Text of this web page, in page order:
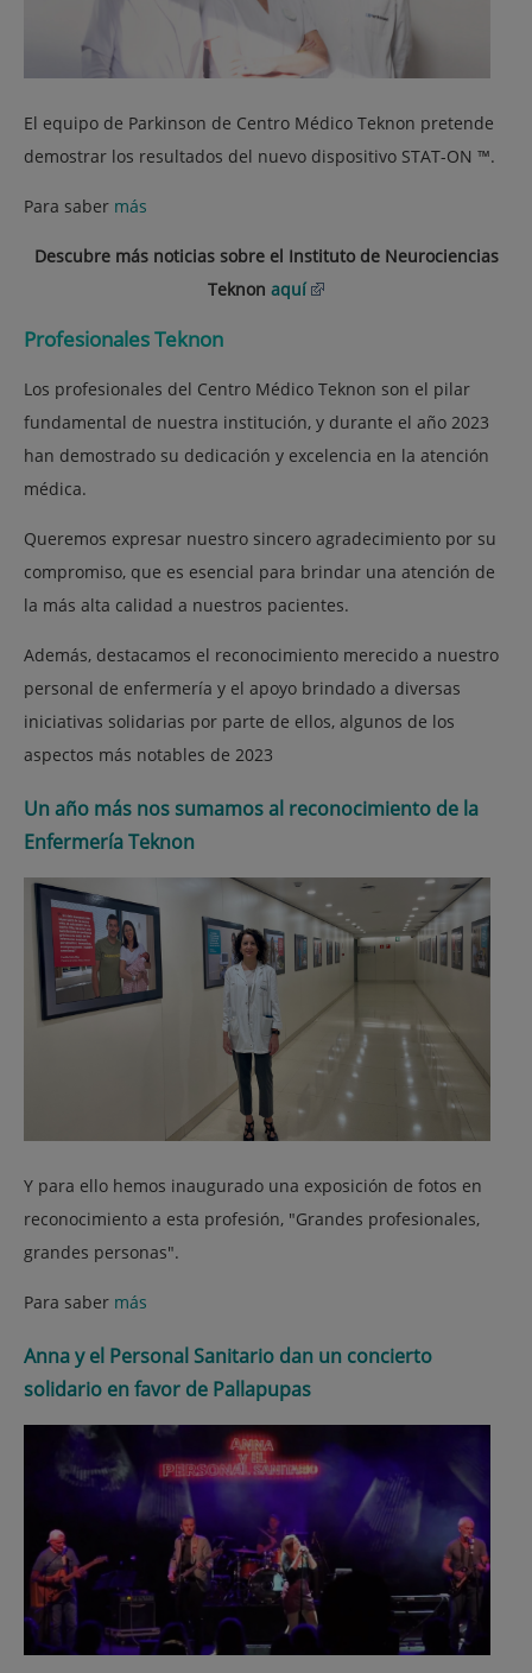
El equipo de Parkinson de Centro Médico Teknon pretende
demostrar los resultados del nuevo dispositivo STAT-ON ™.
Para saber más
Descubre más noticias sobre el Instituto de Neurociencias
Teknon aquí
Profesionales Teknon
Los profesionales del Centro Médico Teknon son el pilar
fundamental de nuestra institución, y durante el año 2023
han demostrado su dedicación y excelencia en la atención
médica.
Queremos expresar nuestro sincero agradecimiento por su
compromiso, que es esencial para brindar una atención de
la más alta calidad a nuestros pacientes.
Además, destacamos el reconocimiento merecido a nuestro
personal de enfermería y el apoyo brindado a diversas
iniciativas solidarias por parte de ellos, algunos de los
aspectos más notables de 2023
Un año más nos sumamos al reconocimiento de la
Enfermería Teknon
Y para ello hemos inaugurado una exposición de fotos en
reconocimiento a esta profesión, "Grandes profesionales,
grandes personas".
Para saber más
Anna y el Personal Sanitario dan un concierto
solidario en favor de Pallapupas